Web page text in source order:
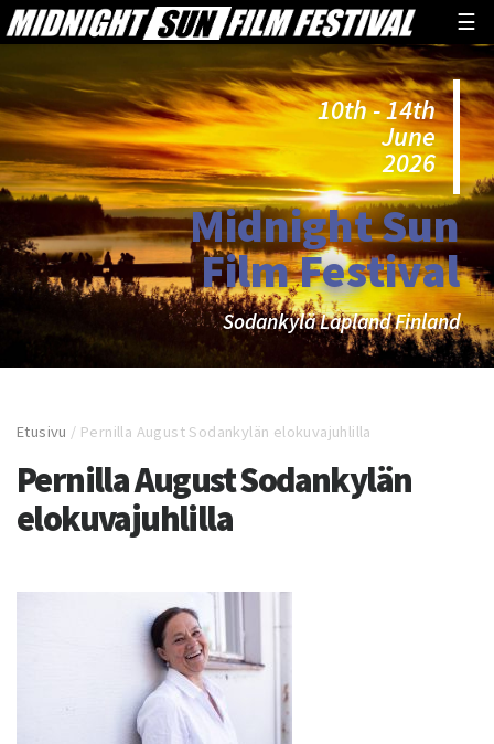
☰
10th - 14th
June
2026
Midnight Sun
Film Festival
Sodankylä Lapland Finland
Etusivu / Pernilla August Sodankylän elokuvajuhlilla
Pernilla August Sodankylän
elokuvajuhlilla